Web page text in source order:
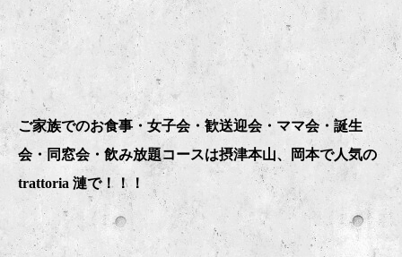
ご家族でのお食事・女子会・歓送迎会・ママ会・誕生
会・同窓会・飲み放題コースは摂津本山、岡本で人気の
trattoria 漣で！！！